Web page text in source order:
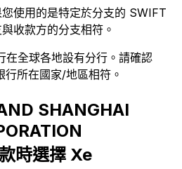
使用的是特定於分支的 SWIFT
收款方的分支相符。
在全球各地設有分行。請確認
所在國家/地區相符。
SHANGHAI
時選擇 Xe